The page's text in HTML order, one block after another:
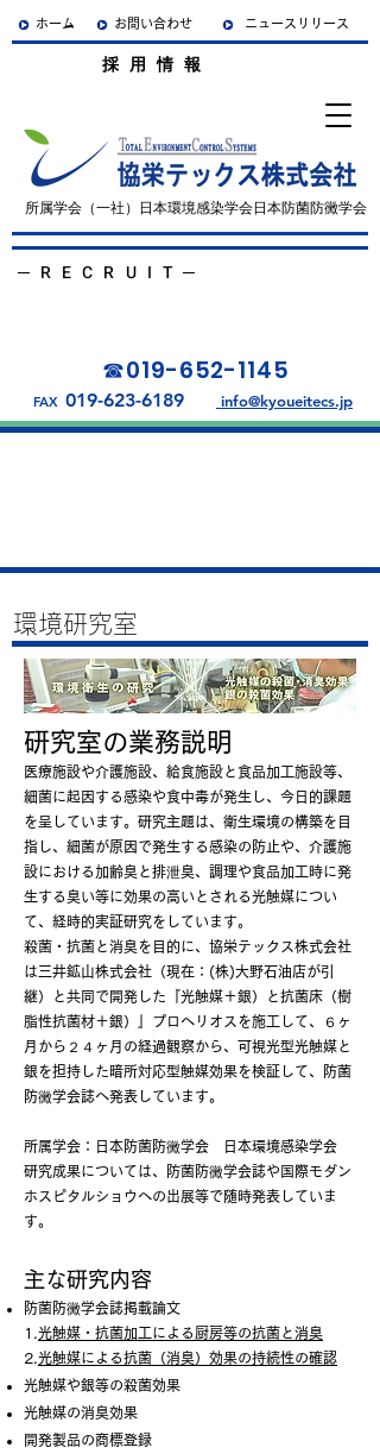
ホーム お問い合わせ ニュースリリース
​ 採用情報
所属学会（一社）日本環境感染学会日本防菌防黴学会
─ RECRUIT ​─
☎︎019-652-1145
FAX 019-623-6189 info@kyoueitecs.jp
環境研究室
研究室の業務説明
医療施設や介護施設、給食施設と食品加工施設等、
細菌に起因する感染や食中毒が発生し、今日的課題
を呈しています。研究主題は、衛生環境の構築を目
指し、細菌が原因で発生する感染の防止や、介護施
設における加齢臭と排泄臭、調理や食品加工時に発
生する臭い等に効果の高いとされる光触媒につい
て、経時的実証研究をしています。
殺菌・抗菌と消臭を目的に、協栄テックス株式会社
は三井鉱山株式会社（現在：(株)大野石油店が引
継）と共同で開発した『光触媒＋銀）と抗菌床（樹
脂性抗菌材＋銀）』プロヘリオスを施工して、６ヶ
月から２４ヶ月の経過観察から、可視光型光触媒と
銀を担持した暗所対応型触媒効果を検証して、防菌
防黴学会誌へ発表しています。
所属学会：日本防菌防黴学会 日本環境感染学会
研究成果については、防菌防黴学会誌や国際モダン
ホスピタルショウへの出展等で随時発表していま
す。
主な研究内容
防菌防黴学会誌掲載論文
1. 光触媒・抗菌加工による厨房等の抗菌と消臭
2. 光触媒による抗菌（消臭）効果の持続性の確認
光触媒や銀等の殺菌効果
光触媒の消臭効果
開発製品の商標登録